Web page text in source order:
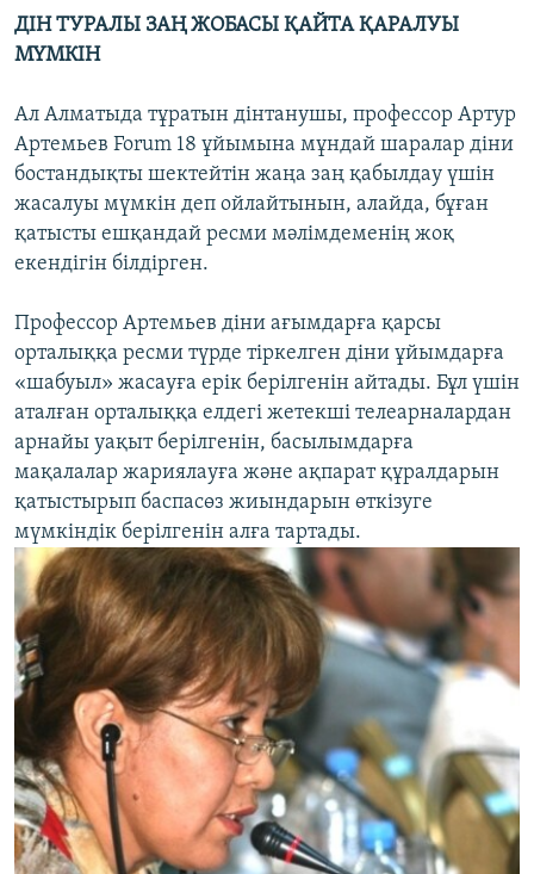
ДІН ТУРАЛЫ ЗАҢ ЖОБАСЫ ҚАЙТА ҚАРАЛУЫ
МҮМКІН
Ал Алматыда тұратын дінтанушы, профессор Артур
Артемьев Forum 18 ұйымына мұндай шаралар діни
бостандықты шектейтін жаңа заң қабылдау үшін
жасалуы мүмкін деп ойлайтынын, алайда, бұған
қатысты ешқандай ресми мәлімдеменің жоқ
екендігін білдірген.
Профессор Артемьев діни ағымдарға қарсы
орталыққа ресми түрде тіркелген діни ұйымдарға
«шабуыл» жасауға ерік берілгенін айтады. Бұл үшін
аталған орталыққа елдегі жетекші телеарналардан
арнайы уақыт берілгенін, басылымдарға
мақалалар жариялауға және ақпарат құралдарын
қатыстырып баспасөз жиындарын өткізуге
мүмкіндік берілгенін алға тартады.